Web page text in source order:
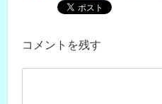
コメントを残す